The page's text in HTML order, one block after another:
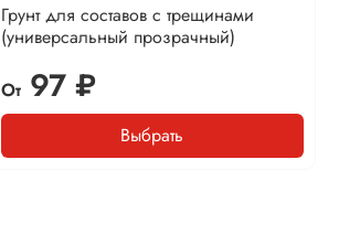
Грунт для составов с трещинами
(универсальный прозрачный)
От97 ₽
Выбрать